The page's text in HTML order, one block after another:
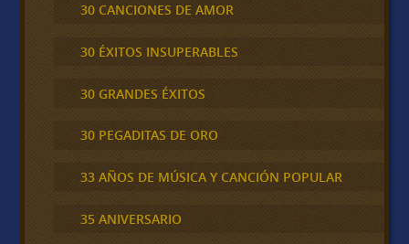
30 CANCIONES DE AMOR
30 ÉXITOS INSUPERABLES
30 GRANDES ÉXITOS
30 PEGADITAS DE ORO
33 AÑOS DE MÚSICA Y CANCIÓN POPULAR
35 ANIVERSARIO